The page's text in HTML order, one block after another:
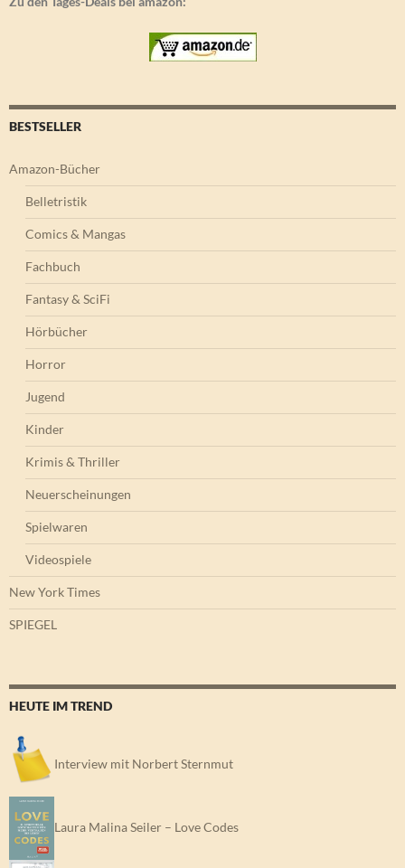
BESTSELLER
Amazon-Bücher
Belletristik
Comics & Mangas
Fachbuch
Fantasy & SciFi
Hörbücher
Horror
Jugend
Kinder
Krimis & Thriller
Neuerscheinungen
Spielwaren
Videospiele
New York Times
SPIEGEL
HEUTE IM TREND
Interview mit Norbert Sternmut
Laura Malina Seiler – Love Codes